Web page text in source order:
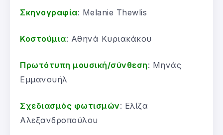
Σκηνογραφία: Melanie Thewlis
Κοστούμια: Αθηνά Κυριακάκου
Πρωτότυπη μουσική/σύνθεση: Μηνάς
Εμμανουήλ
Σχεδιασμός φωτισμών: Ελίζα
Αλεξανδροπούλου